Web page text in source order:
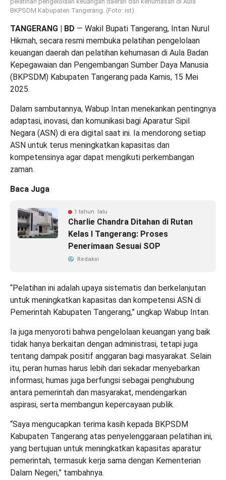
BKPSDM Kabupaten Tangerang. (Foto: ist)
TANGERANG | BD — Wakil Bupati Tangerang, Intan Nurul
Hikmah, secara resmi membuka pelatihan pengelolaan
keuangan daerah dan pelatihan kehumasan di Aula Badan
Kepegawaian dan Pengembangan Sumber Daya Manusia
(BKPSDM) Kabupaten Tangerang pada Kamis, 15 Mei
2025.
Dalam sambutannya, Wabup Intan menekankan pentingnya
adaptasi, inovasi, dan komunikasi bagi Aparatur Sipil
Negara (ASN) di era digital saat ini. Ia mendorong setiap
ASN untuk terus meningkatkan kapasitas dan
kompetensinya agar dapat mengikuti perkembangan
zaman.
Baca Juga
1 tahun lalu
Charlie Chandra Ditahan di Rutan
Kelas I Tangerang: Proses
Penerimaan Sesuai SOP
Redaksi
“Pelatihan ini adalah upaya sistematis dan berkelanjutan
untuk meningkatkan kapasitas dan kompetensi ASN di
Pemerintah Kabupaten Tangerang,” ungkap Wabup Intan.
Ia juga menyoroti bahwa pengelolaan keuangan yang baik
tidak hanya berkaitan dengan administrasi, tetapi juga
tentang dampak positif anggaran bagi masyarakat. Selain
itu, peran humas harus lebih dari sekadar menyebarkan
informasi; humas juga berfungsi sebagai penghubung
antara pemerintah dan masyarakat, mendengarkan
aspirasi, serta membangun kepercayaan publik.
“Saya mengucapkan terima kasih kepada BKPSDM
Kabupaten Tangerang atas penyelenggaraan pelatihan ini,
yang bertujuan untuk meningkatkan kapasitas aparatur
pemerintah, termasuk kerja sama dengan Kementerian
Dalam Negeri,” tambahnya.